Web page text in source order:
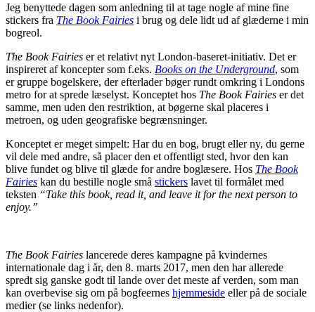
Jeg benyttede dagen som anledning til at tage nogle af mine fine
stickers fra The Book Fairies i brug og dele lidt ud af glæderne i min
bogreol.
The Book Fairies er et relativt nyt London-baseret-initiativ. Det er
inspireret af koncepter som f.eks. Books on the Underground, som
er gruppe bogelskere, der efterlader bøger rundt omkring i Londons
metro for at sprede læselyst. Konceptet hos The Book Fairies er det
samme, men uden den restriktion, at bøgerne skal placeres i
metroen, og uden geografiske begrænsninger.
Konceptet er meget simpelt: Har du en bog, brugt eller ny, du gerne
vil dele med andre, så placer den et offentligt sted, hvor den kan
blive fundet og blive til glæde for andre boglæsere. Hos The Book
Fairies kan du bestille nogle små stickers lavet til formålet med
teksten “Take this book, read it, and leave it for the next person to
enjoy.”
The Book Fairies lancerede deres kampagne på kvindernes
internationale dag i år, den 8. marts 2017, men den har allerede
spredt sig ganske godt til lande over det meste af verden, som man
kan overbevise sig om på bogfeernes hjemmeside eller på de sociale
medier (se links nedenfor).